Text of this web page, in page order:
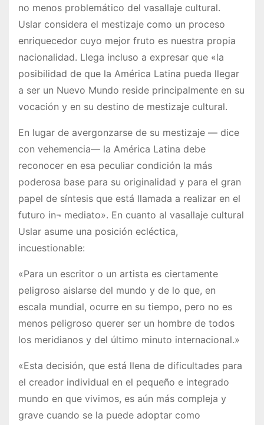
no menos problemático del vasallaje cultural.
Uslar considera el mestizaje como un proceso
enriquecedor cuyo mejor fruto es nuestra propia
nacionalidad. Llega incluso a expresar que «la
posibilidad de que la América Latina pueda llegar
a ser un Nuevo Mundo reside principalmente en su
vocación y en su destino de mestizaje cultural.
En lugar de avergonzarse de su mestizaje — dice
con vehemencia— la América Latina debe
reconocer en esa peculiar condición la más
poderosa base para su originalidad y para el gran
papel de síntesis que está llamada a realizar en el
futuro in¬ mediato». En cuanto al vasallaje cultural
Uslar asume una posición ecléctica,
incuestionable:
«Para un escritor o un artista es ciertamente
peligroso aislarse del mundo y de lo que, en
escala mundial, ocurre en su tiempo, pero no es
menos peligroso querer ser un hombre de todos
los meridianos y del último minuto internacional.»
«Esta decisión, que está llena de dificultades para
el creador individual en el pequeño e integrado
mundo en que vivimos, es aún más compleja y
grave cuando se la puede adoptar como